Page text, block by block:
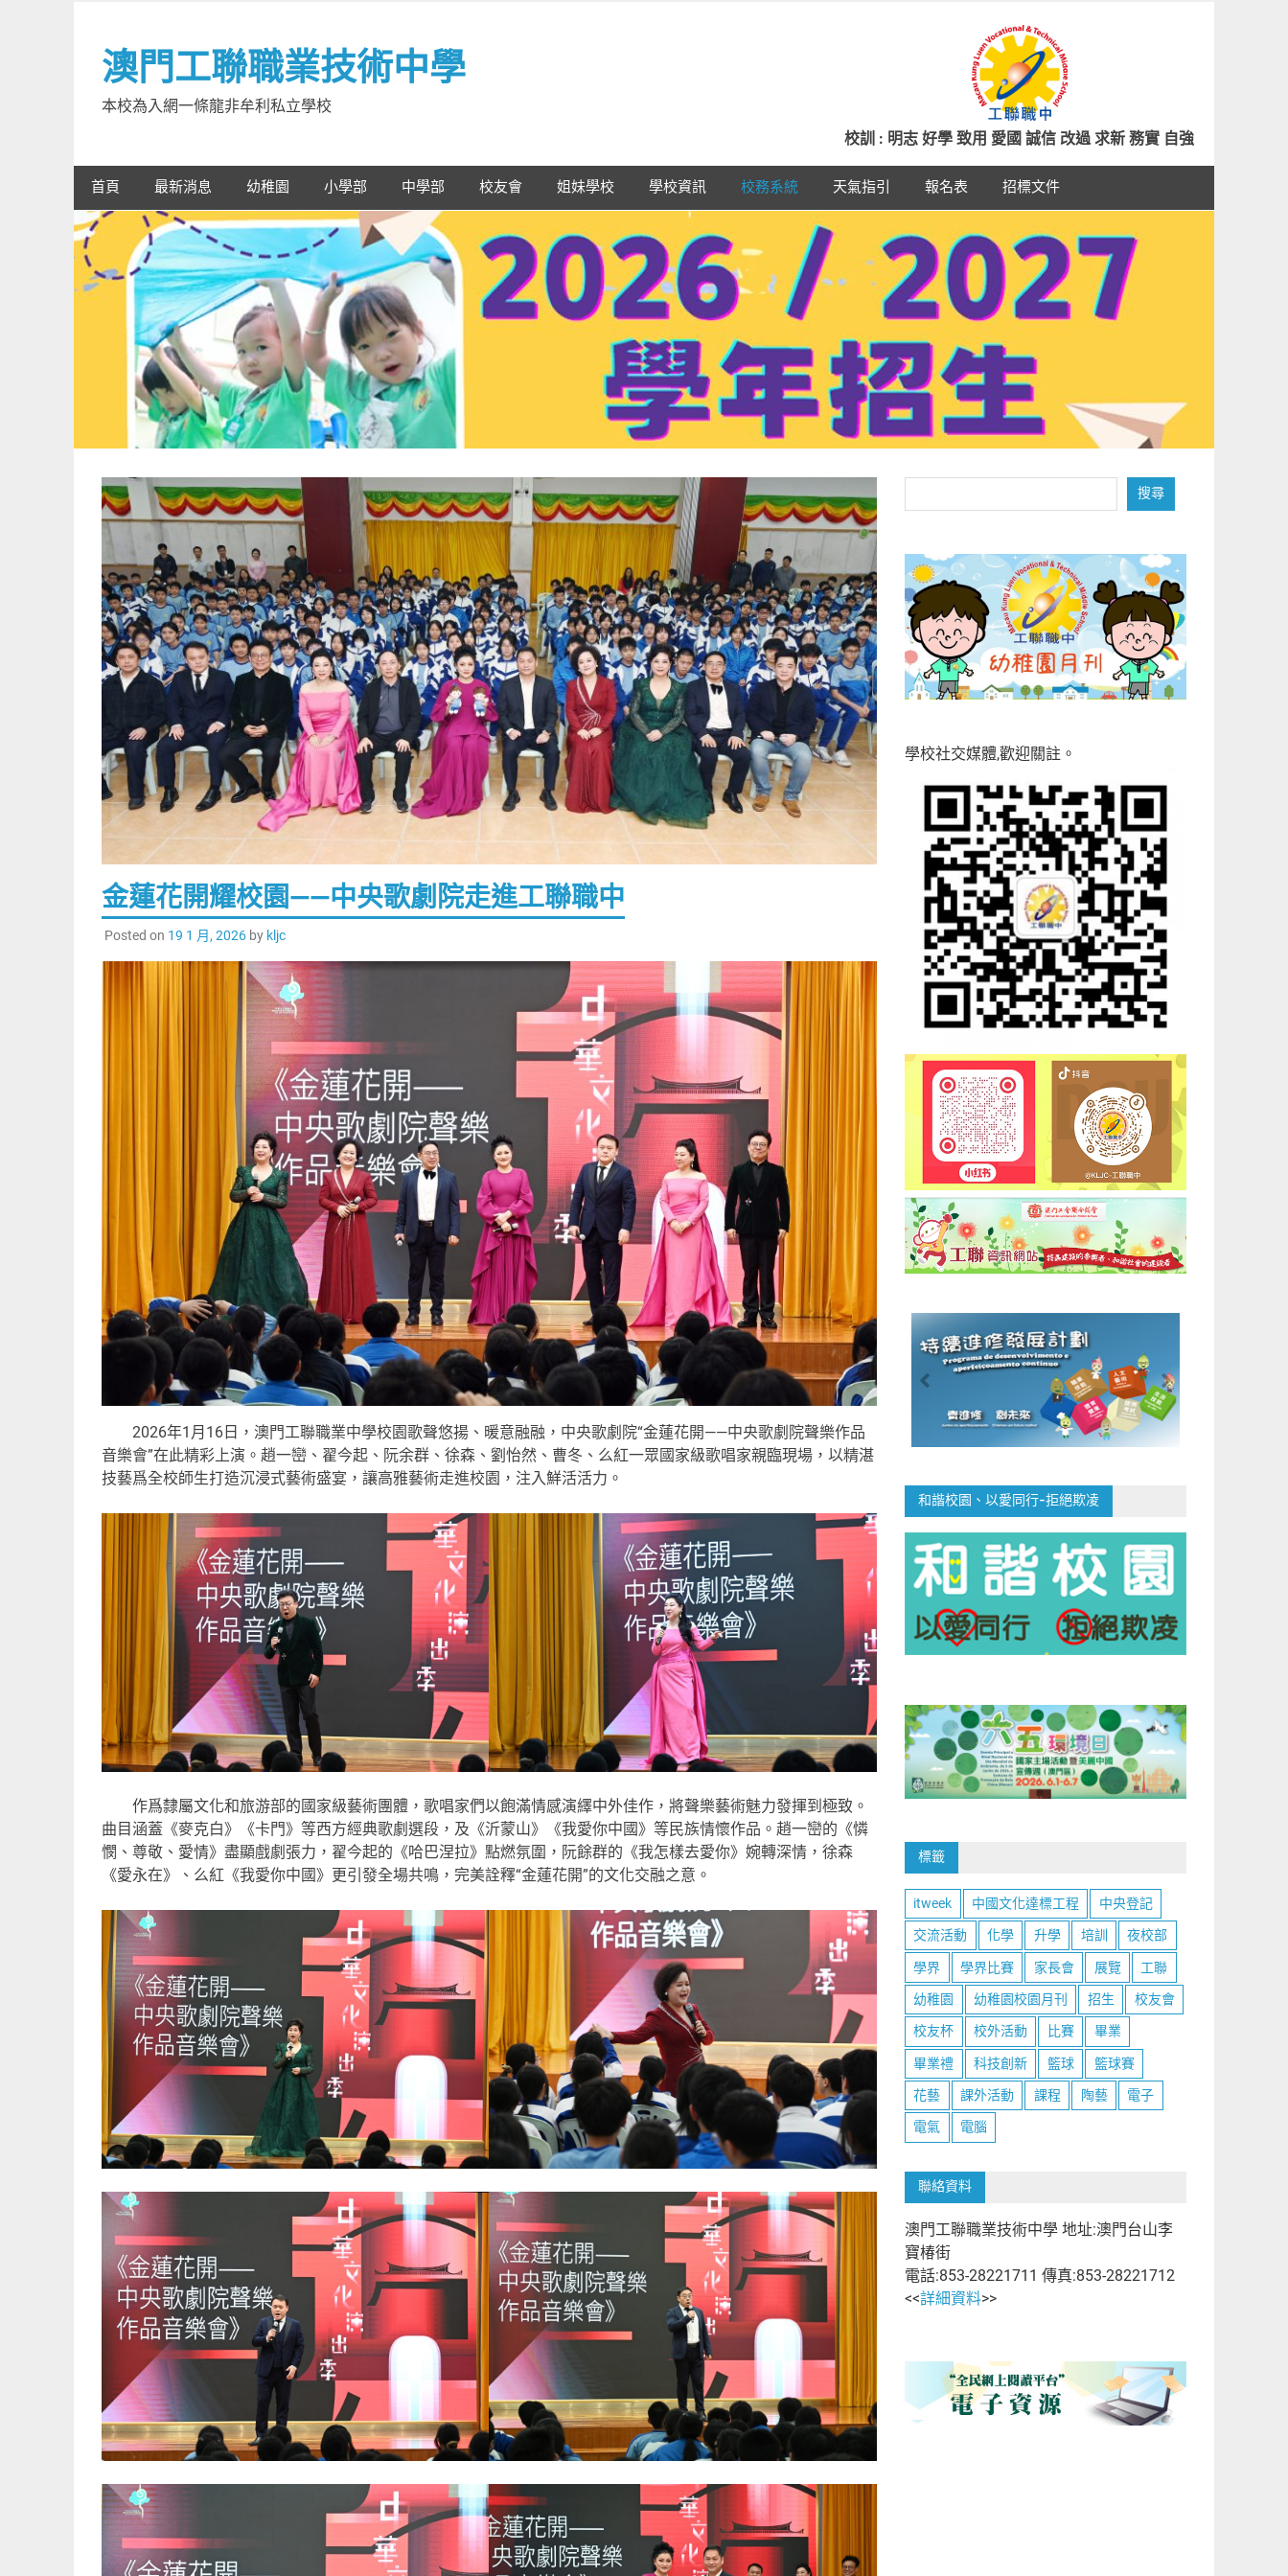
content澳門工聯職業技術中學
本校為入網一條龍非牟利私立學校
校訓 : 明志 好學 致用 愛國 誠信 改過 求新 務實 自強
首頁 最新消息 幼稚園 小學部 中學部 校友會 姐妹學校 學校資訊 校務系統 天氣指引 報名表 招標文件
金蓮花開耀校園——中央歌劇院走進工聯職中
Posted on 19 1 月, 2026by kljc
2026年1月16日，澳門工聯職業中學校園歌聲悠揚、暖意融融，中央歌劇院“金蓮花開——中央歌劇院聲樂作品
音樂會”在此精彩上演。趙一巒、翟今起、阮余群、徐森、劉怡然、曹冬、么紅一眾國家級歌唱家親臨現場，以精湛
技藝爲全校師生打造沉浸式藝術盛宴，讓高雅藝術走進校園，注入鮮活活力。
作爲隸屬文化和旅游部的國家級藝術團體，歌唱家們以飽滿情感演繹中外佳作，將聲樂藝術魅力發揮到極致。
曲目涵蓋《麥克白》《卡門》等西方經典歌劇選段，及《沂蒙山》《我愛你中國》等民族情懷作品。趙一巒的《憐
憫、尊敬、愛情》盡顯戲劇張力，翟今起的《哈巴涅拉》點燃氛圍，阮餘群的《我怎樣去愛你》婉轉深情，徐森
《愛永在》、么紅《我愛你中國》更引發全場共鳴，完美詮釋“金蓮花開”的文化交融之意。
尋
搜尋
學校社交媒體,歡迎關註。
和諧校園、以愛同行-拒絕欺凌
標籤
itweek 中國文化達標工程 中央登記
交流活動 化學 升學 培訓 夜校部
學界 學界比賽 家長會 展覽 工聯
幼稚園 幼稚園校園月刊 招生 校友會
校友杯 校外活動 比賽 畢業
畢業禮 科技創新 籃球 籃球賽
花藝 課外活動 課程 陶藝 電子
電氣 電腦
聯絡資料
澳門工聯職業技術中學 地址:澳門台山李
寶椿街
電話:853-28221711 傳真:853-28221712
<<詳細資料>>